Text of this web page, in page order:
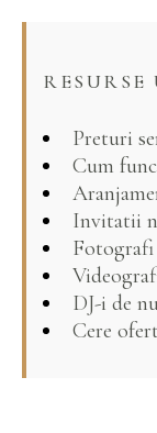
Preturi
Cum
Invitatii
DJ-i de
Cere